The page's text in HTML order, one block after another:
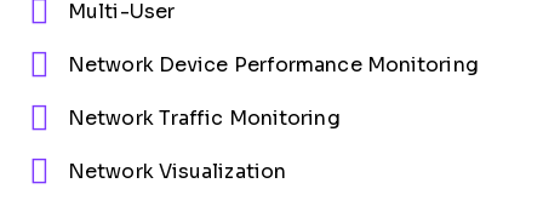
Multi-User
Network Device Performance Monitoring
Network Traffic Monitoring
Network Visualization